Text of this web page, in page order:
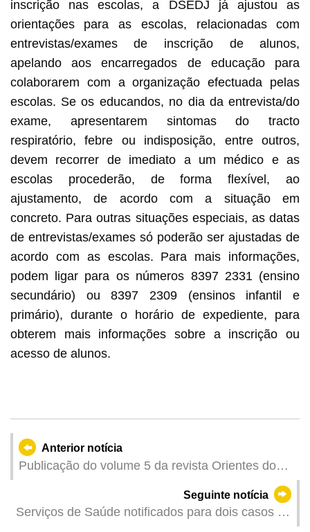
inscrição nas escolas, a DSEDJ já ajustou as
orientações para as escolas, relacionadas com
entrevistas/exames de inscrição de alunos,
apelando aos encarregados de educação para
colaborarem com a organização efectuada pelas
escolas. Se os educandos, no dia da entrevista/do
exame, apresentarem sintomas do tracto
respiratório, febre ou indisposição, entre outros,
devem recorrer de imediato a um médico e as
escolas procederão, de forma flexível, ao
ajustamento, de acordo com a situação em
concreto. Para outras situações especiais, as datas
de entrevistas/exames só poderão ser ajustadas de
acordo com as escolas. Para mais informações,
podem ligar para os números 8397 2331 (ensino
secundário) ou 8397 2309 (ensinos infantil e
primário), durante o horário de expediente, para
obterem mais informações sobre a inscrição ou
acesso de alunos.
Anterior notícia
Publicação do volume 5 da revista Orientes do
Seguinte notícia
Serviços de Saúde notificados para dois casos de